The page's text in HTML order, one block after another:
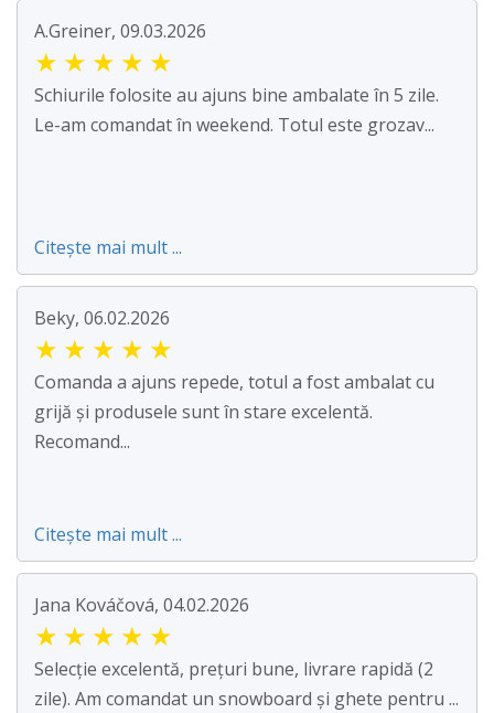
A.Greiner, 09.03.2026
★ ★ ★ ★ ★
Schiurile folosite au ajuns bine ambalate în 5 zile.
Le-am comandat în weekend. Totul este grozav...
Citește mai mult ...
Beky, 06.02.2026
★ ★ ★ ★ ★
Comanda a ajuns repede, totul a fost ambalat cu
grijă și produsele sunt în stare excelentă.
Recomand...
Citește mai mult ...
Jana Kováčová, 04.02.2026
★ ★ ★ ★ ★
Selecție excelentă, prețuri bune, livrare rapidă (2
zile). Am comandat un snowboard și ghete pentru ...